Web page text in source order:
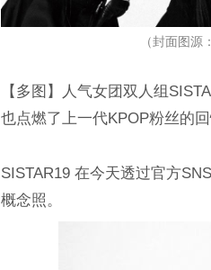
（封面图源
【多图】人气女团双人组
也点燃了上一代KPOP粉丝的回
SISTAR19 在今天透过官方
概念照。